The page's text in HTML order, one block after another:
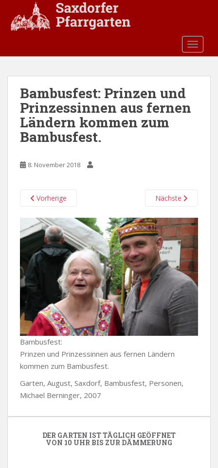
Bambusfest: Prinzen und
Prinzessinnen aus fernen
Ländern kommen zum
Bambusfest.
8. November 2018
Vorherige Nächste
Bambusfest:
Prinzen und Prinzessinnen aus fernen Ländern
kommen zum Bambusfest.
Garten, August, Saxdorf, Bambusfest, Personen,
Michael Berninger, 2007
DER GARTEN IST TÄGLICH GEÖFFNET
VON 10 UHR BIS ZUR DÄMMERUNG